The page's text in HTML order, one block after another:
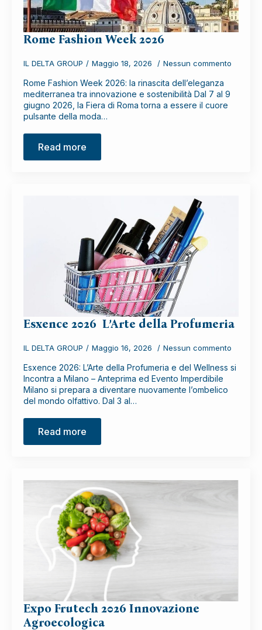
Rome Fashion Week 2026
IL DELTA GROUP Maggio 18, 2026 Nessun commento
Rome Fashion Week 2026: la rinascita dell’eleganza
mediterranea tra innovazione e sostenibilità Dal 7 al 9
giugno 2026, la Fiera di Roma torna a essere il cuore
pulsante della moda…
Read more
Esxence 2026 L’Arte della Profumeria
IL DELTA GROUP Maggio 16, 2026 Nessun commento
Esxence 2026: L’Arte della Profumeria e del Wellness si
Incontra a Milano – Anteprima ed Evento Imperdibile
Milano si prepara a diventare nuovamente l’ombelico
del mondo olfattivo. Dal 3 al…
Read more
Expo Frutech 2026 Innovazione
Agroecologica